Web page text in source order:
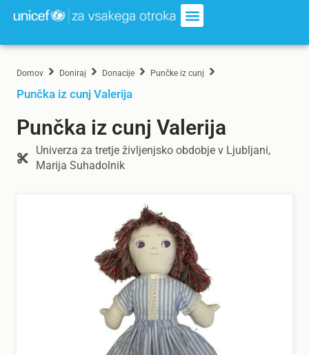
Domov Doniraj Donacije Punčke iz cunj
Punčka iz cunj Valerija
Punčka iz cunj Valerija
Univerza za tretje življenjsko obdobje v Ljubljani,
Marija Suhadolnik